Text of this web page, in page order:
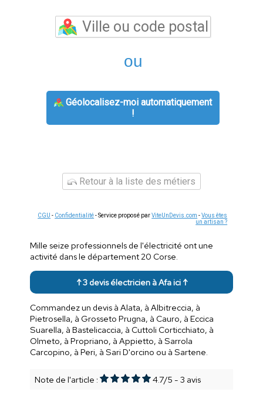
ou
Géolocalisez-moi automatiquement
!
Retour à la liste des métiers
CGU - Confidentialité- Service proposé parViteUnDevis.com -Vous êtes
un artisan ?
Mille seize professionnels de l'électricité ont une
activité dans le département 20 Corse.
↑ 3 devis électricien à Afa ici ↑
Commandez un devis à Alata, à Albitreccia, à
Pietrosella, à Grosseto Prugna, à Cauro, à Eccica
Suarella, à Bastelicaccia, à Cuttoli Corticchiato, à
Olmeto, à Propriano, à Appietto, à Sarrola
Carcopino, à Peri, à Sari D'orcino ou à Sartene.
Note de l'article : 4.7/5 - 3 avis